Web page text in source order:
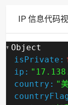
IP 信息代码
Object
isPrivate:
ip:
country: "